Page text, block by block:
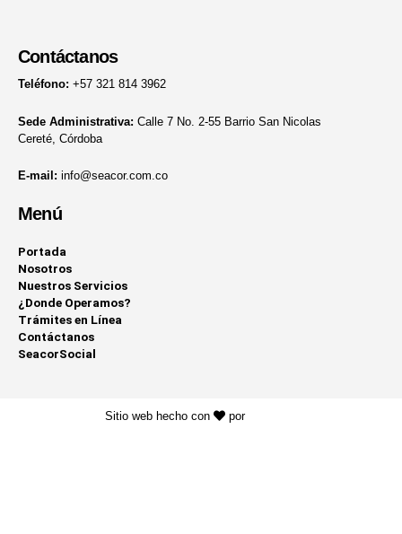
Contáctanos
Teléfono: +57 321 814 3962
Sede Administrativa: Calle 7 No. 2-55 Barrio San Nicolas
Cereté, Córdoba
E-mail: info@seacor.com.co
Menú
Portada
Nosotros
Nuestros Servicios
¿Donde Operamos?
Trámites en Línea
Contáctanos
SeacorSocial
Sitio web hecho con por